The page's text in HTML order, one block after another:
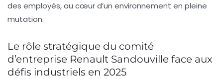
des employés, au cœur d’un environnement en pleine
mutation.
Le rôle stratégique du comité
d’entreprise Renault Sandouville face aux
défis industriels en 2025